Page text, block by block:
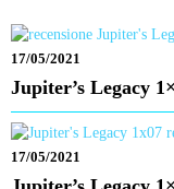
17/05/2021
Jupiter’s Legacy
17/05/2021